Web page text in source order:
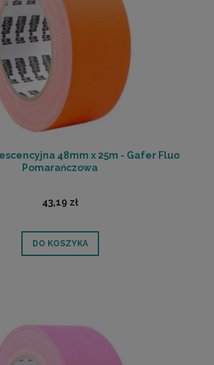
48mm x 25m - Gafer Fluo
Pomarańczowa
43,19 zł
DO KOSZYKA